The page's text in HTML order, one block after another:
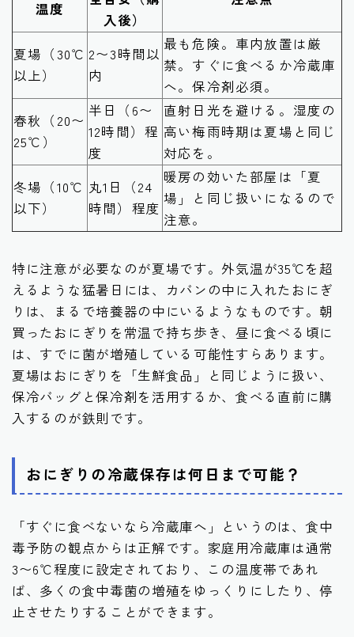
温度
入後）
夏場（30℃
以上）
2〜3時間以
内
最も危険。車内放置は厳
禁。すぐに食べるか冷蔵庫
へ。保冷剤必須。
春秋（20〜
25℃）
半日（6〜
12時間）程
度
直射日光を避ける。湿度の
高い梅雨時期は夏場と同じ
対応を。
冬場（10℃
以下）
丸1日（24
時間）程度
暖房の効いた部屋は「夏
場」と同じ扱いになるので
注意。
特に注意が必要なのが夏場です。外気温が35℃を超
えるような猛暑日には、カバンの中に入れたおにぎ
りは、まるで培養器の中にいるようなものです。朝
買ったおにぎりを常温で持ち歩き、昼に食べる頃に
は、すでに菌が増殖している可能性すらあります。
夏場はおにぎりを「生鮮食品」と同じように扱い、
保冷バッグと保冷剤を活用するか、食べる直前に購
入するのが鉄則です。
おにぎりの冷蔵保存は何日まで可能？
「すぐに食べないなら冷蔵庫へ」というのは、食中
毒予防の観点からは正解です。家庭用冷蔵庫は通常
3〜6℃程度に設定されており、この温度帯であれ
ば、多くの食中毒菌の増殖をゆっくりにしたり、停
止させたりすることができます。